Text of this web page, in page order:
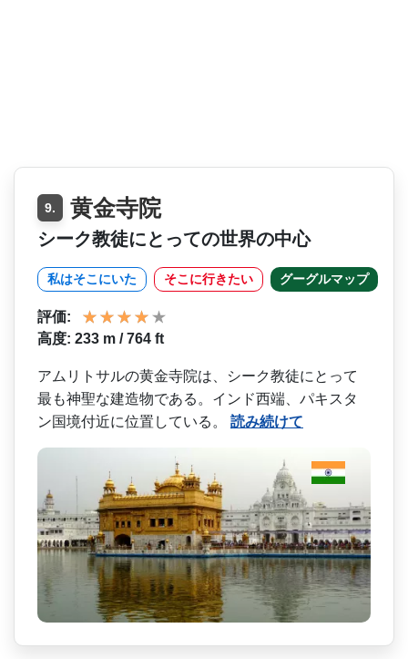
9. 黄金寺院
シーク教徒にとっての世界の中心
私はそこにいた そこに行きたい グーグルマップ
評価:
高度: 233 m / 764 ft
アムリトサルの黄金寺院は、­シーク教徒にとって
最も神聖な建造物である。インド­西端、パキスタ
ン国境付近に位置している。 読み続けて